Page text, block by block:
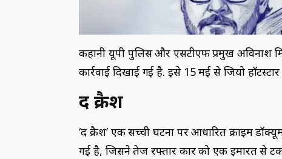
कहानी यूपी पुलिस और एसटीएफ प्रमुख अविनाश
कार्रवाई दिखाई गई है. इसे 15 मई से जियो
द क्रैश
‘द क्रैश’ एक सच्ची घटना पर आधारित क्राइम
गई है, जिसने तेज रफ्तार कार को एक इमारत से